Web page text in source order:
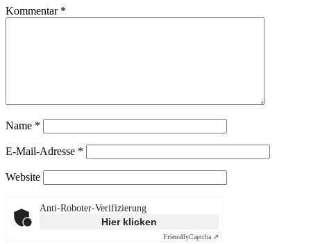
Kommentar *
Name *
E-Mail-Adresse *
Website
Anti-Roboter-Verifizierung
Hier klicken
FriendlyCaptcha ⇗